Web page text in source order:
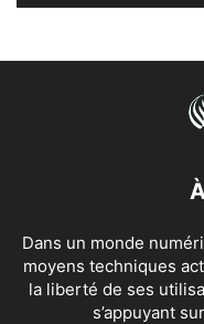
Dans un monde
moyens techniques
la liberté de ses
s’appuyant